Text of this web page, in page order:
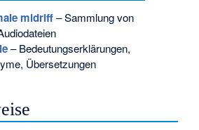
midriff– Sammlung von
– Bedeutungserklärungen,
Übersetzungen